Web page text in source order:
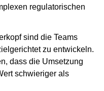
regulatorischen
sind die Teams
zu entwickeln.
dass die Umsetzung
schwieriger als